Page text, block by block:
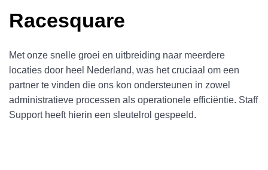
Racesquare
Met onze snelle groei en uitbreiding naar meerdere
locaties door heel Nederland, was het cruciaal om een
partner te vinden die ons kon ondersteunen in zowel
administratieve processen als operationele efficiëntie. Staff
Support heeft hierin een sleutelrol gespeeld.